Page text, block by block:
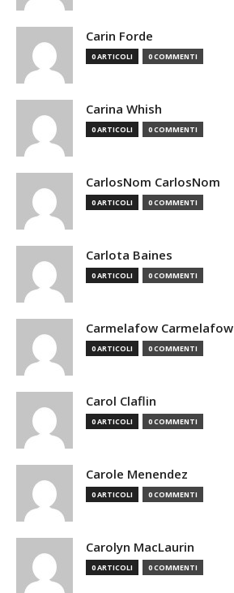
Carin Forde
0 ARTICOLI 0 COMMENTI
Carina Whish
0 ARTICOLI 0 COMMENTI
CarlosNom CarlosNom
0 ARTICOLI 0 COMMENTI
Carlota Baines
0 ARTICOLI 0 COMMENTI
Carmelafow Carmelafow
0 ARTICOLI 0 COMMENTI
Carol Claflin
0 ARTICOLI 0 COMMENTI
Carole Menendez
0 ARTICOLI 0 COMMENTI
Carolyn MacLaurin
0 ARTICOLI 0 COMMENTI